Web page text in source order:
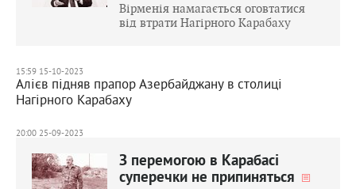
Вірменія намагається оговтатися
від втрати Нагірного Карабаху
15:59 15-10-2023
Алієв підняв прапор Азербайджану в столиці
Нагірного Карабаху
20:00 25-09-2023
З перемогою в Карабасі
суперечки не припиняться